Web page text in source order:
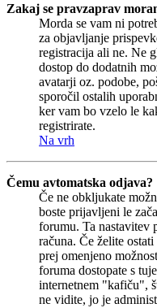
Zakaj se pravzaprav
Morda se vam ni
za objavljanje
registracija ali ne. Ne
dostop do dodatnih
avatarji oz. podobe,
sporočil ostalih
ker vam bo vzelo le
registrirate.
Na vrh
Čemu avtomatska odjava?
Če ne obkljukate
boste prijavljeni le
forumu. Ta nastavitev
računa. Če želite
prej omenjeno
foruma dostopate s
internetnem "kafiču",
ne vidite, jo je